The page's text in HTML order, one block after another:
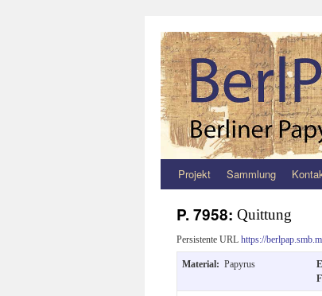
Zum
springen
Projekt Sammlung
P. 7958: Quittung
Persistente URL https://
Material: Papyrus